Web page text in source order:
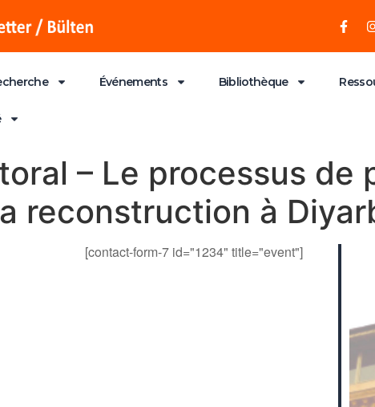
Événements Bibliothèque
– Le processus de
reconstruction à
[contact-form-7 id="1234" title="event"]